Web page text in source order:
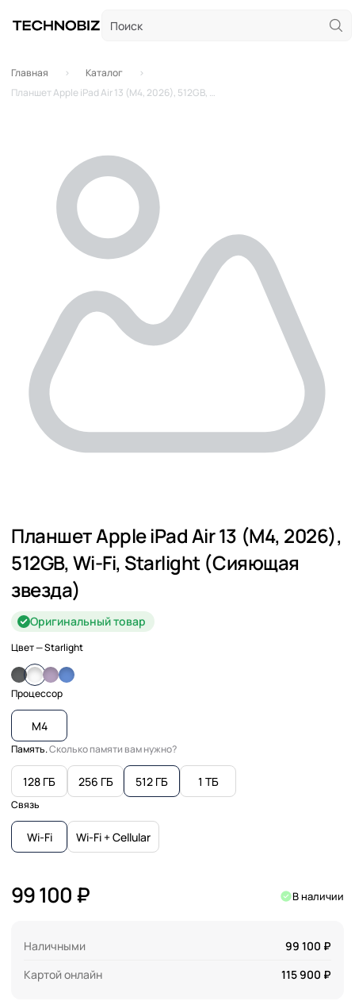
Главная
Каталог
Планшет Apple iPad Air 13 (M4, 2026), 512GB, Wi-Fi, Starlight (Сияющая звезда)
Планшет Apple iPad Air 13 (M4, 2026),
512GB, Wi-Fi, Starlight (Сияющая
звезда)
Оригинальный товар
Цвет— Starlight
Процессор
M4
Память.Сколько памяти вам нужно?
128 ГБ 256 ГБ 512 ГБ 1 ТБ
Связь
Wi-Fi Wi-Fi + Cellular
99 100 ₽ В наличии
Наличными
99 100 ₽
Картой онлайн
115 900 ₽